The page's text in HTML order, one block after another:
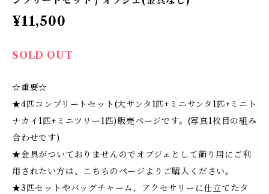
¥11,500
SOLD OUT
☆重要☆
★4匹コンプリートセット(大サンタ1匹+ミニサンタ1匹+ミニト
ナカイ1匹+ミニツリー1匹)販売ページです。(写真1枚目の組み
合わせです)
★金具がついておりませんのでオブジェとして飾り用にご利
用されたい方は、こちらのページよりご購入ください。
★3匹セットやバッグチャーム、アクセサリーに仕立てたタ